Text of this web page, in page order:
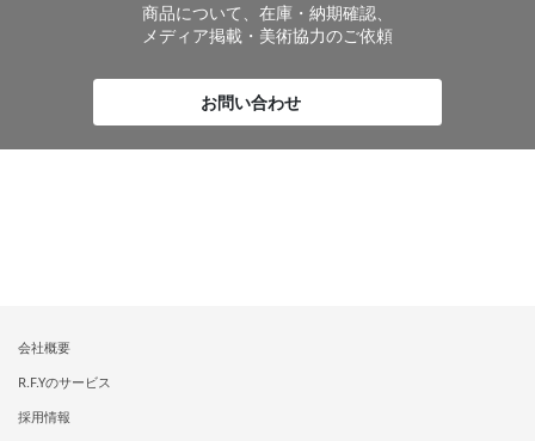
商品について、在庫・納期確認、
メディア掲載・美術協力のご依頼
お問い合わせ
会社概要
R.F.Yのサービス
採用情報